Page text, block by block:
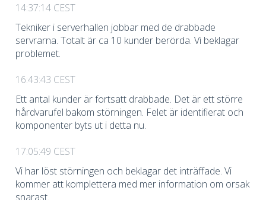
14:37:14 CEST
Tekniker i serverhallen jobbar med de drabbade
servrarna. Totalt är ca 10 kunder berörda. Vi beklagar
problemet.
16:43:43 CEST
Ett antal kunder är fortsatt drabbade. Det är ett större
hårdvarufel bakom störningen. Felet är identifierat och
komponenter byts ut i detta nu.
17:05:49 CEST
Vi har löst störningen och beklagar det inträffade. Vi
kommer att komplettera med mer information om orsak
snarast.